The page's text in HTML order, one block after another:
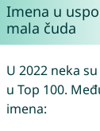
Imena u
mala čuda
U 2022 neka
u Top 100.
imena: